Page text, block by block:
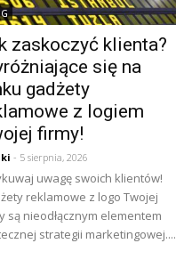
zaskoczyć klienta?
się na
gadżety
z logiem
firmy!
- 5 sierpnia, 2026
uwagę swoich klientów!
reklamowe z logo Twojej
są nieodłącznym elementem
strategii marketingowej....